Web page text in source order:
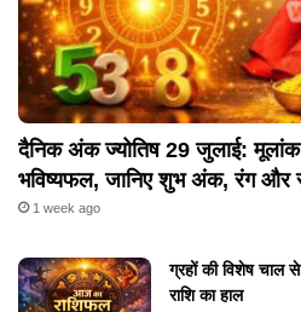
दैनिक अंक ज्योतिष 29 जुलाई:
भविष्यफल, जानिए शुभ अंक, रंग और
1 week ago
ग्रहों की विशेष चाल
राशि का हाल